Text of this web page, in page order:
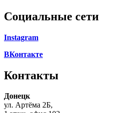
Социальные сети
Instagram
ВКонтакте
Контакты
Донецк
ул. Артёма 2Б,